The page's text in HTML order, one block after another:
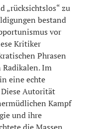
„rücksichtslos“ zu
bestand
vor
Kritiker
Phrasen
Im
eine echte
Autorität
Kampf
und ihre